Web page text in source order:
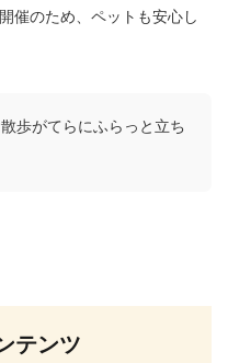
催のため、ペットも安心し
歩がてらにふらっと立ち
テンツ